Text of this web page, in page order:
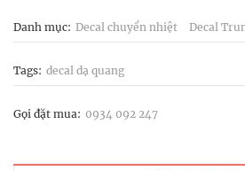
Danh mục: Decal chuyển nhiệt Decal
Tags: decal dạ quang
Gọi đặt mua: 0934 092 247